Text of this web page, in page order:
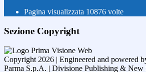
Pagina visualizzata 10876 volte
Sezione Copyright
Copyright 2026 | Engineered and powered
Parma S.p.A. | Divisione Publishing & New